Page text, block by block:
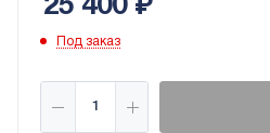
25 400₽
Под заказ